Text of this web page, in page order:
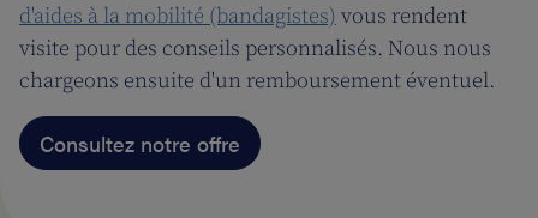
d'aides à la mobilité (bandagistes) vous rendent
visite pour des conseils personnalisés. Nous nous
chargeons ensuite d'un remboursement éventuel.
Consultez notre offre